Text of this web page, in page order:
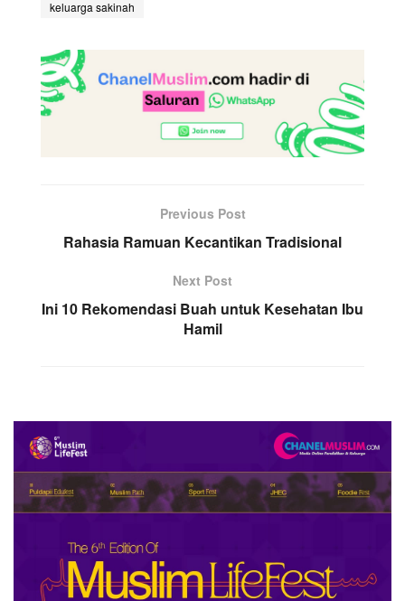
keluarga sakinah
Previous Post
Rahasia Ramuan Kecantikan Tradisional
Next Post
Ini 10 Rekomendasi Buah untuk Kesehatan Ibu
Hamil